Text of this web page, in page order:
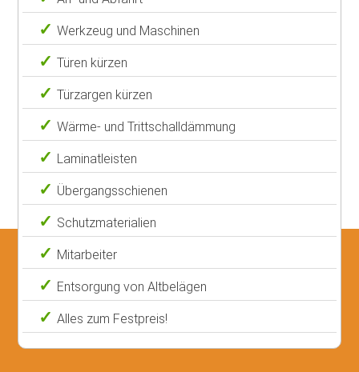
Werkzeug und Maschinen
Türen kürzen
Türzargen kürzen
Wärme- und Trittschalldämmung
Laminatleisten
Übergangsschienen
Schutzmaterialien
Mitarbeiter
Entsorgung von Altbelägen
Alles zum Festpreis!